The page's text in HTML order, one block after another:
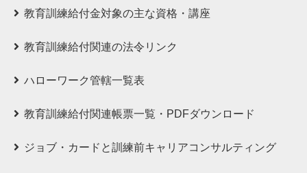
教育訓練給付⾦対象の主な資格・講座
教育訓練給付関連の法令リンク
ハローワーク管轄一覧表
教育訓練給付関連帳票一覧・PDFダウンロード
ジョブ・カードと訓練前キャリアコンサルティング